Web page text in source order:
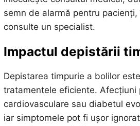
semn de alarmă pentru
consulte un specialist.
Impactul depistării
Depistarea timpurie a bolilor
tratamentele eficiente. Afecțiuni
cardiovasculare sau diabetul
iar simptomele pot fi ușor